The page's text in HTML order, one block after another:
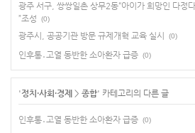
광주 서구, 쌍쌍일촌 상무2동“아이가 희망인 다정
”조성
(0)
광주시, 공공기관 방문 규제개혁 교육 실시 (0)
인후통․고열 동반한 소아환자 급증 (0)
'정치·사회·경제 > 종합' 카테고리의 다른 글
인후통․고열 동반한 소아환자 급증 (0)